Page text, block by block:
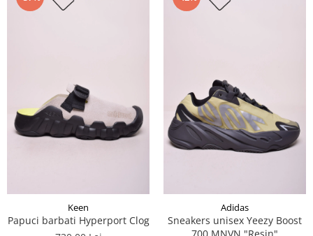
Keen
Papuci barbati Hyperport Clog
Adidas
Sneakers unisex Yeezy Boost